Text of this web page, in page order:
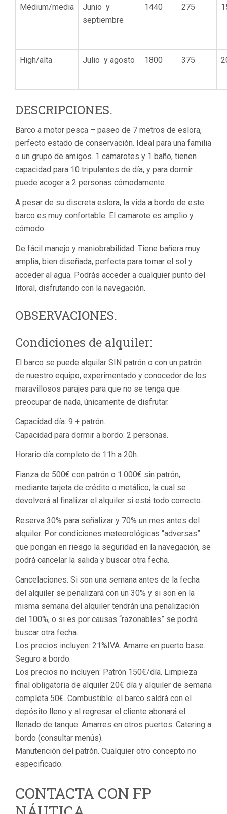
Médium/media
Junio y
septiembre
1440 275
High/alta Julio y agosto 1800 375
DESCRIPCIONES.
Barco a motor pesca – paseo de 7 metros de eslora,
perfecto estado de conservación. Ideal para una familia
o un grupo de amigos. 1 camarotes y 1 baño, tienen
capacidad para 10 tripulantes de día, y para dormir
puede acoger a 2 personas cómodamente.
A pesar de su discreta eslora, la vida a bordo de este
barco es muy confortable. El camarote es amplio y
cómodo.
De fácil manejo y maniobrabilidad. Tiene bañera muy
amplia, bien diseñada, perfecta para tomar el sol y
acceder al agua. Podrás acceder a cualquier punto del
litoral, disfrutando con la navegación.
OBSERVACIONES.
Condiciones de alquiler:
El barco se puede alquilar SIN patrón o con un patrón
de nuestro equipo, experimentado y conocedor de los
maravillosos parajes para que no se tenga que
preocupar de nada, únicamente de disfrutar.
Capacidad día: 9 + patrón.
Capacidad para dormir a bordo: 2 personas.
Horario día completo de 11h a 20h.
Fianza de 500€ con patrón o 1.000€ sin patrón,
mediante tarjeta de crédito o metálico, la cual se
devolverá al finalizar el alquiler si está todo correcto.
Reserva 30% para señalizar y 70% un mes antes del
alquiler. Por condiciones meteorológicas “adversas”
que pongan en riesgo la seguridad en la navegación, se
podrá cancelar la salida y buscar otra fecha.
Cancelaciones. Si son una semana antes de la fecha
del alquiler se penalizará con un 30% y si son en la
misma semana del alquiler tendrán una penalización
del 100%, o si es por causas “razonables” se podrá
buscar otra fecha.
Los precios incluyen: 21%IVA. Amarre en puerto base.
Seguro a bordo.
Los precios no incluyen: Patrón 150€/día. Limpieza
final obligatoria de alquiler 20€ día y alquiler de semana
completa 50€. Combustible: el barco saldrá con el
depósito lleno y al regresar el cliente abonará el
llenado de tanque. Amarres en otros puertos. Catering a
bordo (consultar menús).
Manutención del patrón. Cualquier otro concepto no
especificado.
CONTACTA CON FP